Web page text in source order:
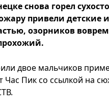
снова горел
привели детские
озорников
двое мальчиков
Час Пик со ссылкой на